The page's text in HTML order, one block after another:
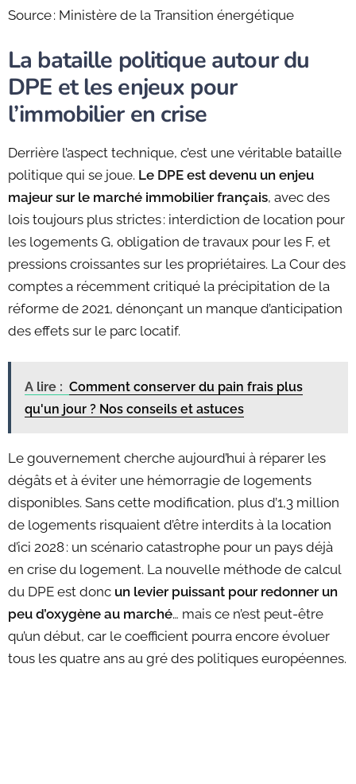
Source : Ministère de la Transition énergétique
La bataille politique autour du
DPE et les enjeux pour
l’immobilier en crise
Derrière l’aspect technique, c’est une véritable bataille
politique qui se joue. Le DPE est devenu un enjeu
majeur sur le marché immobilier français, avec des
lois toujours plus strictes : interdiction de location pour
les logements G, obligation de travaux pour les F, et
pressions croissantes sur les propriétaires. La Cour des
comptes a récemment critiqué la précipitation de la
réforme de 2021, dénonçant un manque d’anticipation
des effets sur le parc locatif.
A lire : Comment conserver du pain frais plus
qu'un jour ? Nos conseils et astuces
Le gouvernement cherche aujourd’hui à réparer les
dégâts et à éviter une hémorragie de logements
disponibles. Sans cette modification, plus d’1,3 million
de logements risquaient d’être interdits à la location
d’ici 2028 : un scénario catastrophe pour un pays déjà
en crise du logement. La nouvelle méthode de calcul
du DPE est donc un levier puissant pour redonner un
peu d’oxygène au marché… mais ce n’est peut-être
qu’un début, car le coefficient pourra encore évoluer
tous les quatre ans au gré des politiques européennes.